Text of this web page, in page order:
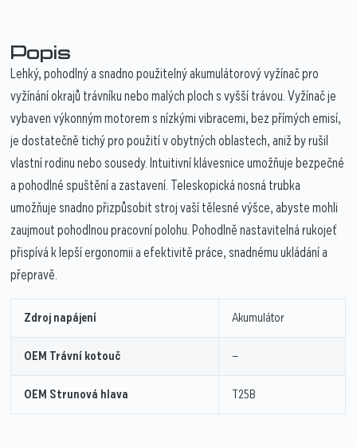
Popis
Lehký, pohodlný a snadno použitelný akumulátorový vyžínač pro
vyžínání okrajů trávníku nebo malých ploch s vyšší trávou. Vyžínač je
vybaven výkonným motorem s nízkými vibracemi, bez přímých emisí,
je dostatečně tichý pro použití v obytných oblastech, aniž by rušil
vlastní rodinu nebo sousedy. Intuitivní klávesnice umožňuje bezpečné
a pohodlné spuštění a zastavení. Teleskopická nosná trubka
umožňuje snadno přizpůsobit stroj vaší tělesné výšce, abyste mohli
zaujmout pohodlnou pracovní polohu. Pohodlně nastavitelná rukojeť
přispívá k lepší ergonomii a efektivitě práce, snadnému ukládání a
přepravě.
Zdroj napájení Akumulátor
OEM Trávní kotouč —
OEM Strunová hlava T25B